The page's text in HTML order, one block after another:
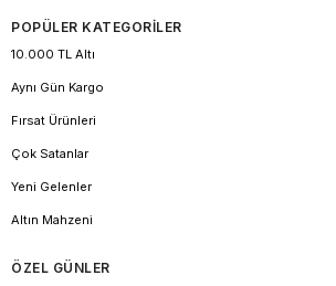
POPÜLER KATEGORİLER
10.000 TL Altı
Aynı Gün Kargo
Fırsat Ürünleri
Çok Satanlar
Yeni Gelenler
Altın Mahzeni
ÖZEL GÜNLER